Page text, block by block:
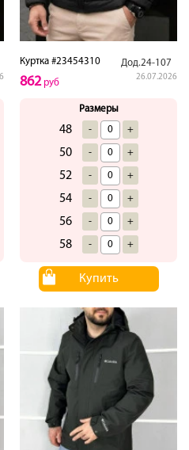
Куртка #23454310 Дод.24-107
26.07.2026
862руб
Размеры
48 - +
50 - +
52 - +
54 - +
56 - +
58 - +
Купить